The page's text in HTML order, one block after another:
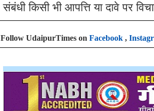
संबंधी किसी भी आपत्ति या दावे पर
Follow UdaipurTimes on Facebook ,